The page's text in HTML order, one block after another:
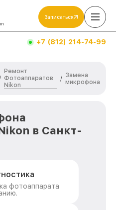
Записаться
+7 (812) 214-74-99
Ремонт
Фотоаппаратов
Nikon
/ Замена
микрофона
в Санкт-
фотоаппарата